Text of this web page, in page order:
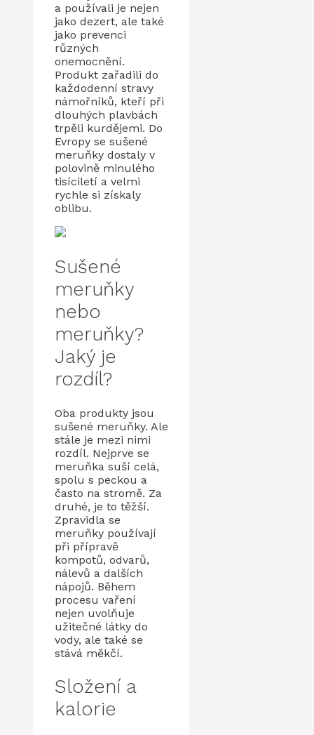
a používali je nejen
jako dezert, ale také
jako prevenci
různých
onemocnění.
Produkt zařadili do
každodenní stravy
námořníků, kteří při
dlouhých plavbách
trpěli kurdějemi. Do
Evropy se sušené
meruňky dostaly v
polovině minulého
tisíciletí a velmi
rychle si získaly
oblibu.
Sušené
meruňky
nebo
meruňky?
Jaký je
rozdíl?
Oba produkty jsou
sušené meruňky. Ale
stále je mezi nimi
rozdíl. Nejprve se
meruňka suší celá,
spolu s peckou a
často na stromě. Za
druhé, je to těžší.
Zpravidla se
meruňky používají
při přípravě
kompotů, odvarů,
nálevů a dalších
nápojů. Během
procesu vaření
nejen uvolňuje
užitečné látky do
vody, ale také se
stává měkčí.
Složení a
kalorie